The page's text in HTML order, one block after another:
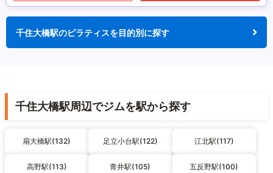
千住大橋駅のピラティスを目的別に探す
千住大橋駅周辺でジムを駅から探す
扇大橋駅(132) 足立小台駅(122) 江北駅(117)
高野駅(113) 青井駅(105) 五反野駅(100)